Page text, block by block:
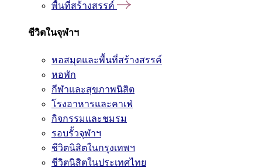
พื้นที่สร้างสรรค์
ชีวิตในจุฬาฯ
หอสมุดและพื้นที่สร้างสรรค์
หอพัก
กีฬาและสุขภาพนิสิต
โรงอาหารและคาเฟ่
กิจกรรมและชมรม
รอบรั้วจุฬาฯ
ชีวิตนิสิตในกรุงเทพฯ
ชีวิตนิสิตในประเทศไทย